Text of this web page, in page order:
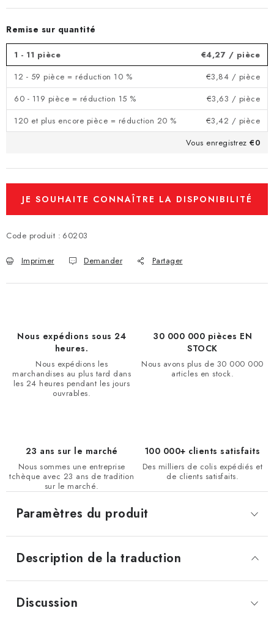
Remise sur quantité
1 - 11 pièce €4,27 / pièce
12 - 59 pièce = réduction 10 %
€3,84 / pièce
60 - 119 pièce = réduction 15 %
€3,63 / pièce
120 et plus encore pièce = réduction 20 %
€3,42 / pièce
Vous enregistrez €0
JE SOUHAITE CONNAÎTRE LA DISPONIBILITÉ
Code produit : 60203
Imprimer Demander Partager
Nous expédions sous 24
heures.
Nous expédions les
marchandises au plus tard dans
les 24 heures pendant les jours
ouvrables.
30 000 000 pièces EN
STOCK
Nous avons plus de 30 000 000
articles en stock.
23 ans sur le marché
Nous sommes une entreprise
tchèque avec 23 ans de tradition
sur le marché.
100 000+ clients satisfaits
Des milliers de colis expédiés et
de clients satisfaits.
Description de la traduction
Paramètres du produit
Discussion